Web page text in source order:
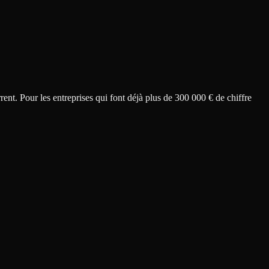
Pour les entreprises qui font déjà plus de 300 000 € de chiffre